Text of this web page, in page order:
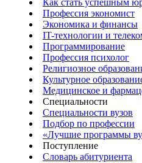
Профессия экономист
Экономика и финансы
IT-технологии и
Программирование
Профессия психолог
Религиозное
Культурное
Медицинское и
Специальности
Специальности вузов
Подбор по профессии
«Лучшие программы
Поступление
Словарь абитуриента